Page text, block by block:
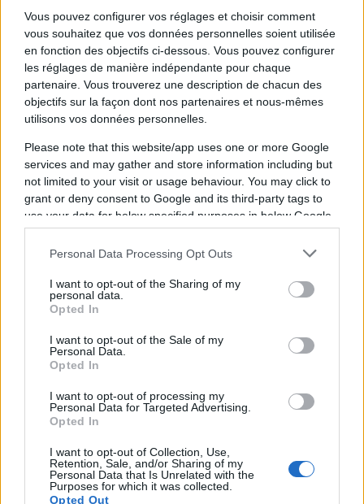
Vous pouvez configurer vos réglages et choisir comment
vous souhaitez que vos données personnelles soient utilisée
en fonction des objectifs ci-dessous. Vous pouvez configurer
les réglages de manière indépendante pour chaque
partenaire. Vous trouverez une description de chacun des
objectifs sur la façon dont nos partenaires et nous-mêmes
utilisons vos données personnelles.
Please note that this website/app uses one or more Google
services and may gather and store information including but
not limited to your visit or usage behaviour. You may click to
grant or deny consent to Google and its third-party tags to
use your data for below specified purposes in below Google
consent section.
Personal Data Processing Opt Outs
I want to opt-out of the Sharing of my
personal data.
Opted In
I want to opt-out of the Sale of my
Personal Data.
Opted In
I want to opt-out of processing my
Personal Data for Targeted Advertising.
Opted In
I want to opt-out of Collection, Use,
Retention, Sale, and/or Sharing of my
Personal Data that Is Unrelated with the
Purposes for which it was collected.
Opted Out
Le XV de départ
Poirot ; Lamothe ; Tameifuna
Petti ; Cazeaux
Gazzotti ; Samu ; Bochaton
Lucu ; Jalibert
Bielle-Biarrey ; Moefana ; Depoortere ;
Penaud
Sa ; Perchaud ; Gray ; Vergnes-Taillefer
Retière ; Carbery ; Janse Van Rensburg ;
Falatea